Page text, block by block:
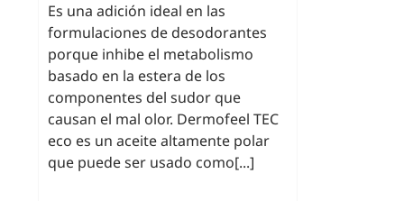
Es una adición ideal en las
formulaciones de desodorantes
porque inhibe el metabolismo
basado en la estera de los
componentes del sudor que
causan el mal olor. Dermofeel TEC
eco es un aceite altamente polar
que puede ser usado como[...]